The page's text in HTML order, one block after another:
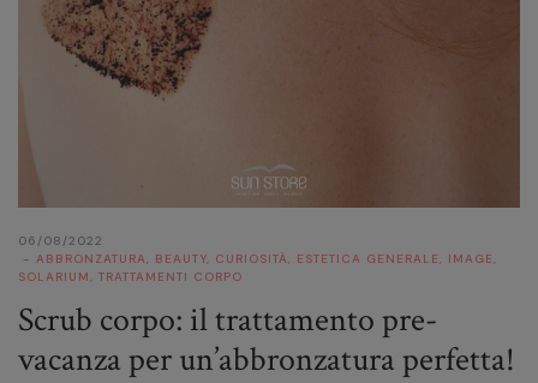
06/08/2022
ABBRONZATURA, BEAUTY, CURIOSITÀ, ESTETICA GENERALE, IMAGE,
SOLARIUM, TRATTAMENTI CORPO
Scrub corpo: il trattamento pre-
vacanza per un’abbronzatura perfetta!